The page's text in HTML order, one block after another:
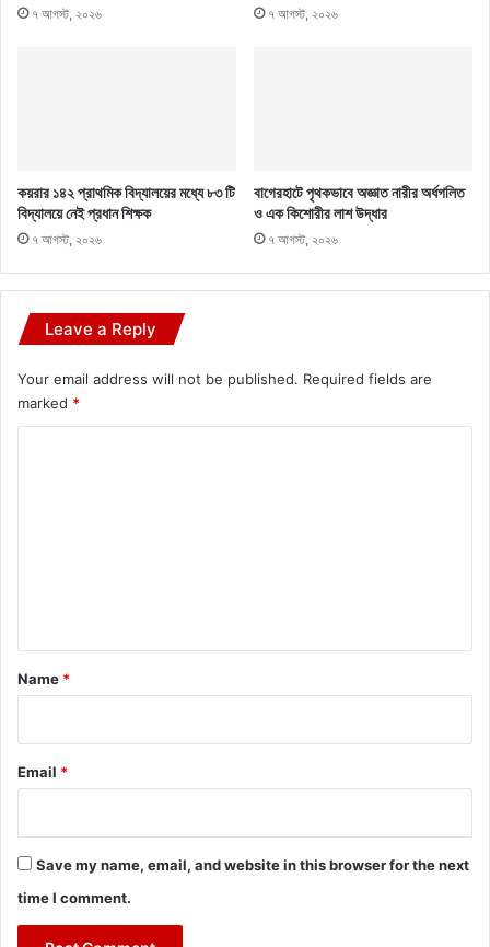
৭ আগস্ট, ২০২৬ ৭ আগস্ট, ২০২৬
কয়রার ১৪২ প্রাথমিক বিদ্যালয়ের মধ্যে ৮৩ টি
বিদ্যালয়ে নেই প্রধান শিক্ষক
৭ আগস্ট, ২০২৬
বাগেরহাটে পৃথকভাবে অজ্ঞাত নারীর অর্ধগলিত
ও এক কিশোরীর লাশ উদ্ধার
৭ আগস্ট, ২০২৬
Leave a Reply
Your email address will not be published. Required fields are
marked *
*
Name *
Email *
Save my name, email, and website in this browser for the next
time I comment.